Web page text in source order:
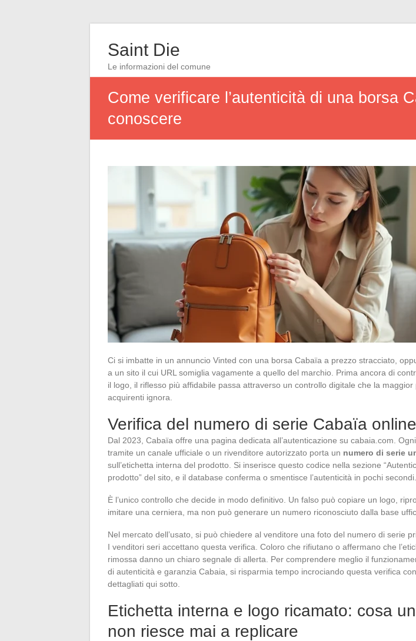
Saint Die
Le informazioni del comune
Come verificare l’autenticità di una borsa
conoscere
Ci si imbatte in un annuncio Vinted con una borsa Cabaïa a prezzo stracciato,
a un sito il cui URL somiglia vagamente a quello del marchio. Prima ancora di
il logo, il riflesso più affidabile passa attraverso un controllo digitale che la maggior
acquirenti ignora.
Verifica del numero di serie Cabaïa online
Dal 2023, Cabaïa offre una pagina dedicata all’autenticazione su cabaia.com.
tramite un canale ufficiale o un rivenditore autorizzato porta un numero di serie
sull’etichetta interna del prodotto. Si inserisce questo codice nella sezione
prodotto” del sito, e il database conferma o smentisce l’autenticità in pochi secondi.
È l’unico controllo che decide in modo definitivo. Un falso può copiare un logo,
imitare una cerniera, ma non può generare un numero riconosciuto dalla base
Nel mercato dell’usato, si può chiedere al venditore una foto del numero di serie
I venditori seri accettano questa verifica. Coloro che rifiutano o affermano che
rimossa danno un chiaro segnale di allerta. Per comprendere meglio il
di autenticità e garanzia Cabaia, si risparmia tempo incrociando questa verifica
dettagliati qui sotto.
Etichetta interna e logo ricamato: cosa
non riesce mai a replicare